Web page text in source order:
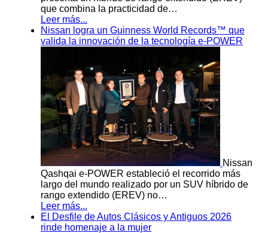
que combina la practicidad de…
Leer más...
Nissan logra un Guinness World Records™ que
valida la innovación de la tecnología e-POWER
Nissan
Qashqai e-POWER estableció el recorrido más
largo del mundo realizado por un SUV híbrido de
rango extendido (EREV) no…
Leer más...
El Desfile de Autos Clásicos y Antiguos 2026
rinde homenaje a la mujer